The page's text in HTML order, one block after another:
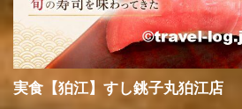
実食【狛江】すし銚子丸狛江店